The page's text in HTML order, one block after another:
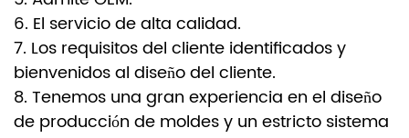
6. El servicio de alta calidad.
7. Los requisitos del cliente identificados y
bienvenidos al diseño del cliente.
8. Tenemos una gran experiencia en el diseño
de producción de moldes y un estricto sistema